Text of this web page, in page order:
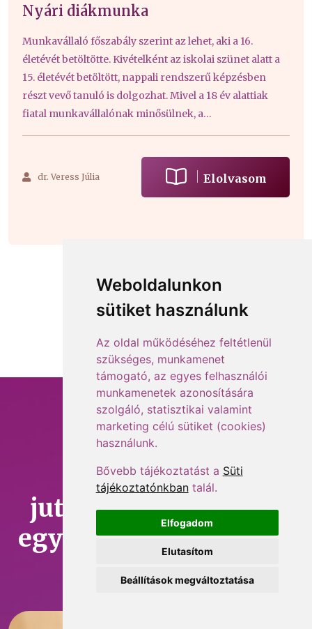
Weboldalunkon
sütiket használunk
Az oldal működéséhez feltétlenül
szükséges, munkamenet
támogató, az egyes felhasználói
munkamenetek azonosítására
szolgáló, statisztikai valamint
marketing célú sütiket (cookies)
használunk.
Bővebb tájékoztatást a Süti
tájékoztatónkbantalál.
Elfogadom
Elutasítom
Beállítások megváltoztatása
Nyári diákmunka
Munkavállaló főszabály szerint az lehet, aki a 16.
életévét betöltötte. Kivételként az iskolai szünet alatt a
15. életévét betöltött, nappali rendszerű képzésben
részt vevő tanuló is dolgozhat. Mivel a 18 év alattiak
fiatal munkavállalónak minősülnek, a
dr. Veress Júlia Elolvasom
Foglalkoztatás,
bérszámfejtés,
juttatások – minden
egy helyen, amit tudni
érdemes!